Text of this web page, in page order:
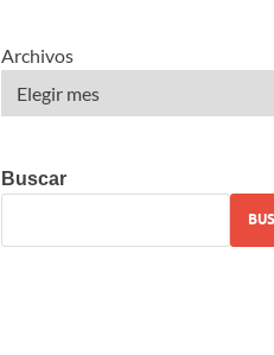
Archivos
Buscar